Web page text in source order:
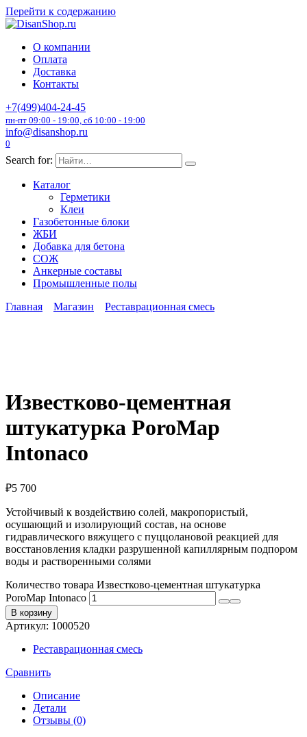
Перейти к содержанию
О компании
Оплата
Доставка
Контакты
+7(499)404-24-45
пн-пт 09:00 - 19:00, сб 10:00 - 19:00
info@disanshop.ru
0
Search for:
Каталог
Герметики
Клеи
Газобетонные блоки
ЖБИ
Добавка для бетона
СОЖ
Анкерные составы
Промышленные полы
Главная
Магазин Реставрационная смесь
Известково-цементная
штукатурка PoroMap
Intonaco
₽5 700
Устойчивый к воздействию солей, макропористый,
осушающий и изолирующий состав, на основе
гидравлического вяжущего с пуццолановой реакцией для
восстановления кладки разрушенной капиллярным подпором
воды и растворенными солями
Количество товара Известково-цементная штукатурка
PoroMap Intonaco
В корзину
Артикул: 1000520
Реставрационная смесь
Сравнить
Описание
Детали
Отзывы (0)